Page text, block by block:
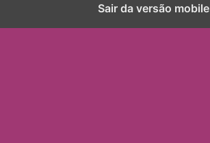
Sair da versão mobile